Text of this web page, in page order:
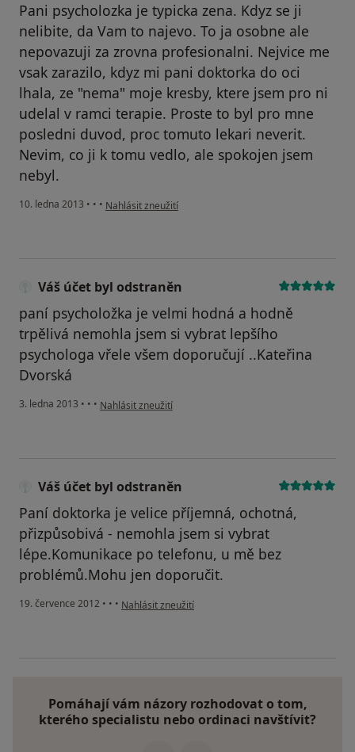
Pani psycholozka je typicka zena. Kdyz se ji
nelibite, da Vam to najevo. To ja osobne ale
nepovazuji za zrovna profesionalni. Nejvice me
vsak zarazilo, kdyz mi pani doktorka do oci
lhala, ze "nema" moje kresby, ktere jsem pro ni
udelal v ramci terapie. Proste to byl pro mne
posledni duvod, proc tomuto lekari neverit.
Nevim, co ji k tomu vedlo, ale spokojen jsem
nebyl.
10. ledna 2013 • • • podle názoru uživatele Váš účet byl odstraněn
Nahlásit zneužití
Váš účet byl odstraněn
paní psycholožka je velmi hodná a hodně
trpělivá nemohla jsem si vybrat lepšího
psychologa vřele všem doporučují ..Kateřina
Dvorská
3. ledna 2013 • • • podle názoru uživatele Váš účet byl odstraněn
Nahlásit zneužití
Váš účet byl odstraněn
Paní doktorka je velice příjemná, ochotná,
přizpůsobivá - nemohla jsem si vybrat
lépe.Komunikace po telefonu, u mě bez
problémů.Mohu jen doporučit.
19. července 2012 • • • podle názoru uživatele Váš účet byl odstraněn
Nahlásit zneužití
Pomáhají vám názory rozhodovat o tom,
kterého specialistu nebo ordinaci navštívit?